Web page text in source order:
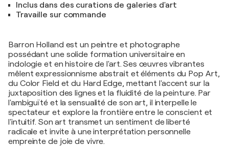
Inclus dans des curations de galeries d'art
Travaille sur commande
Barron Holland est un peintre et photographe
possédant une solide formation universitaire en
indologie et en histoire de l'art. Ses œuvres vibrantes
mêlent expressionnisme abstrait et éléments du Pop Art,
du Color Field et du Hard Edge, mettant l'accent sur la
juxtaposition des lignes et la fluidité de la peinture. Par
l'ambiguïté et la sensualité de son art, il interpelle le
spectateur et explore la frontière entre le conscient et
l'intuitif. Son art transmet un sentiment de liberté
radicale et invite à une interprétation personnelle
empreinte de joie de vivre.